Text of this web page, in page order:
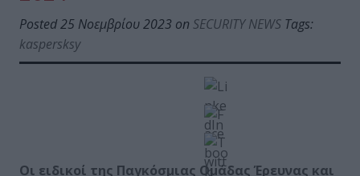
Posted 25 Νοεμβρίου 2023 on SECURITY NEWS Tags:
kaspersksy
Οι ειδικοί της Παγκόσμιας Ομάδας Έρευνας και